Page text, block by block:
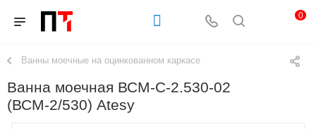
0
Ванны моечные на оцинкованном каркасе
Ванна моечная ВСМ-С-2.530-02
(ВСМ-2/530) Atesy